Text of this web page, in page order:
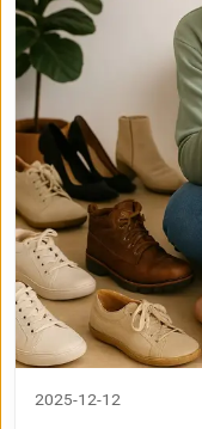
2025-12-12